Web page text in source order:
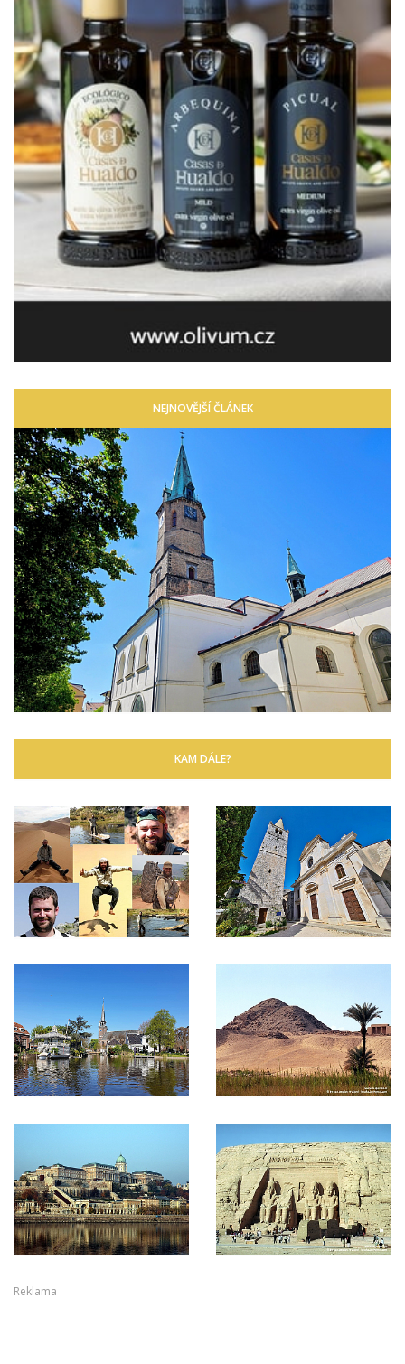
NEJNOVĚJŠÍ ČLÁNEK
KAM DÁLE?
Reklama